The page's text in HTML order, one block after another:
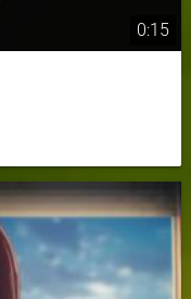
0:15